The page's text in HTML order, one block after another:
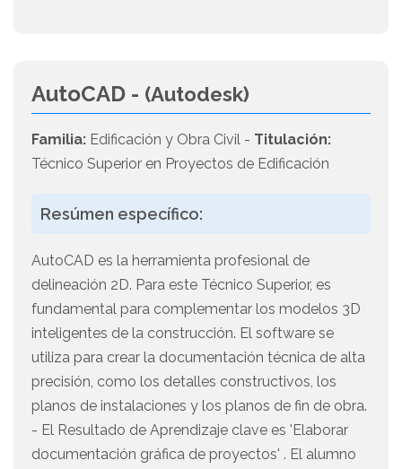
AutoCAD - (Autodesk)
Familia: Edificación y Obra Civil - Titulación:
Técnico Superior en Proyectos de Edificación
Resúmen específico:
AutoCAD es la herramienta profesional de
delineación 2D. Para este Técnico Superior, es
fundamental para complementar los modelos 3D
inteligentes de la construcción. El software se
utiliza para crear la documentación técnica de alta
precisión, como los detalles constructivos, los
planos de instalaciones y los planos de fin de obra.
- El Resultado de Aprendizaje clave es 'Elaborar
documentación gráfica de proyectos' . El alumno